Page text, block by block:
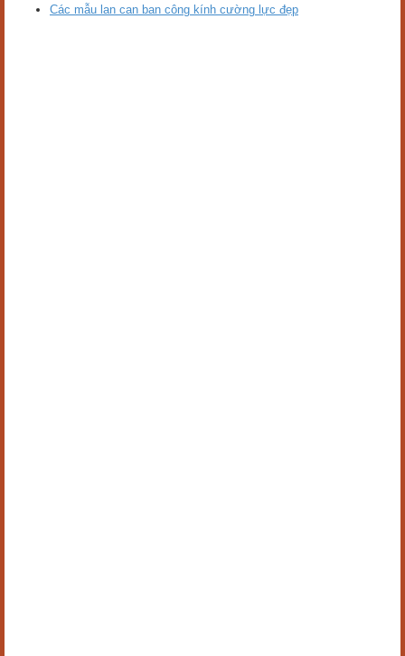
Các mẫu lan can ban công kính cường lực đẹp